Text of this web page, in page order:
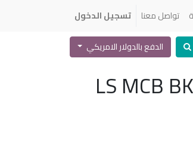
تواصل معنا تسجيل الدخول
الدفع بالدولار الامريكي
LS MCB